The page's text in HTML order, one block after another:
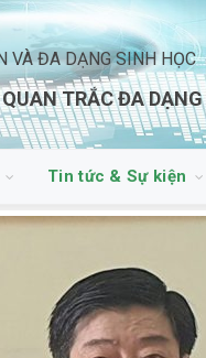
VÀ ĐA DẠNG SINH HỌC
TRẮC ĐA
Tin tức & Sự kiện